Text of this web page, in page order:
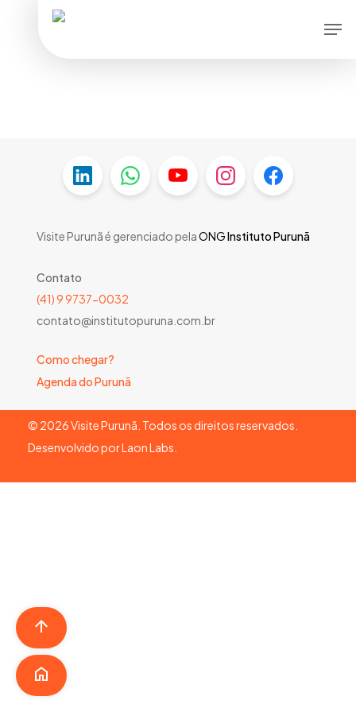
Visite Purunã é gerenciado pelaONGInstituto Purunã
Contato
(41) 9 9737-0032
contato@institutopuruna.com.br
Como chegar?
Agenda do Purunã
© 2026Visite Purunã. Todos os direitos reservados.
Desenvolvido porLaon Labs